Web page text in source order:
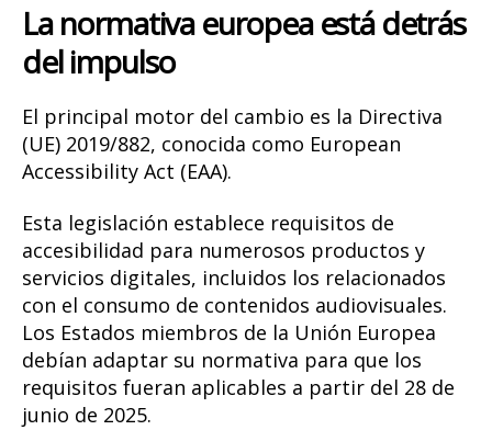
La normativa europea está detrás
del impulso
El principal motor del cambio es la Directiva
(UE) 2019/882, conocida como European
Accessibility Act (EAA).
Esta legislación establece requisitos de
accesibilidad para numerosos productos y
servicios digitales, incluidos los relacionados
con el consumo de contenidos audiovisuales.
Los Estados miembros de la Unión Europea
debían adaptar su normativa para que los
requisitos fueran aplicables a partir del 28 de
junio de 2025.